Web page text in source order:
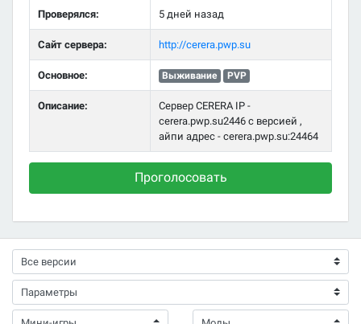
Проверялся: 5 дней назад
Сайт сервера: http://cerera.pwp.su
Основное: Выживание PVP
Описание:
Сервер CERERA IP -
cerera.pwp.su2446 с версией ,
айпи адрес - cerera.pwp.su:24464
Проголосовать